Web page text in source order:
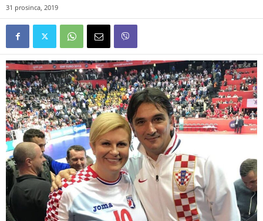
31 prosinca, 2019